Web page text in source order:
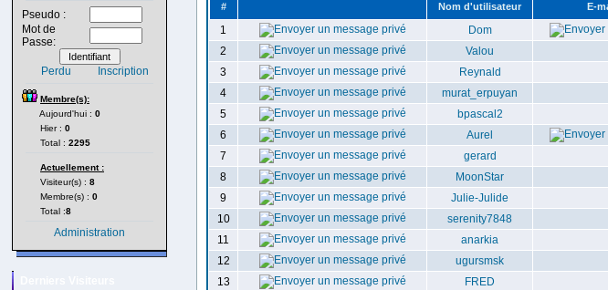
Pseudo :
Mot de
Passe:
Perdu Inscription
Membre(s):
Aujourd'hui : 0
Hier : 0
Total : 2295
Actuellement :
Visiteur(s) : 8
Membre(s) : 0
Total :8
Administration
# Nom d'utilisateur E-
1 Dom
2
Valou
3
Reynald
4
murat_erpuyan
5
bpascal2
6
Aurel
7
gerard
8
MoonStar
9
Julie-Julide
10
serenity7848
11
anarkia
12
ugursmsk
13
FRED